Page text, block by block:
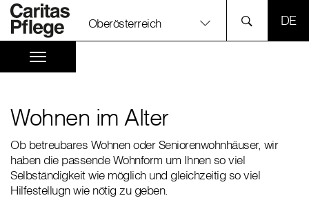
Oberösterreich
Wohnen im Alter
Ob betreubares Wohnen oder Seniorenwohnhäuser, wir
haben die passende Wohnform um Ihnen so viel
Selbständigkeit wie möglich und gleichzeitig so viel
Hilfestellugn wie nötig zu geben.